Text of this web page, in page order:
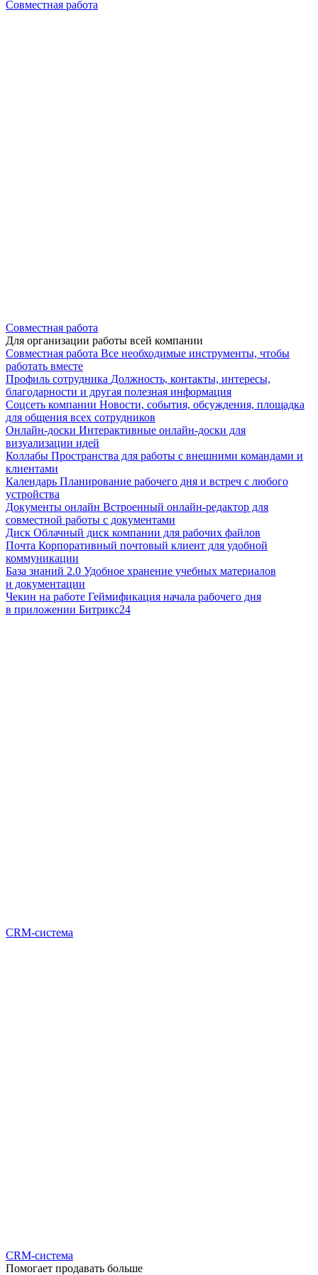
Совместная работа
Совместная работа
Для организации работы всей компании
Совместная работа Все необходимые инструменты, чтобы
работать вместе
Профиль сотрудника Должность, контакты, интересы,
благодарности и другая полезная информация
Соцсеть компании Новости, события, обсуждения, площадка
для общения всех сотрудников
Онлайн-доски Интерактивные онлайн-доски для
визуализации идей
Коллабы Пространства для работы с внешними командами и
клиентами
Календарь Планирование рабочего дня и встреч с любого
устройства
Документы онлайн Встроенный онлайн-редактор для
совместной работы с документами
Диск Облачный диск компании для рабочих файлов
Почта Корпоративный почтовый клиент для удобной
коммуникации
База знаний 2.0 Удобное хранение учебных материалов
и документации
Чекин на работе Геймификация начала рабочего дня
в приложении Битрикс24
CRM-система
CRM-система
Помогает продавать больше